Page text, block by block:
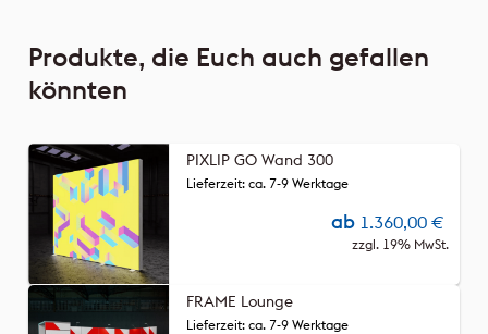
Produkte, die Euch auch gefallen
könnten
PIXLIP GO Wand 300
ab 1.360,00 €
zzgl. 19% MwSt.
Lieferzeit: ca. 7-9 Werktage
FRAME Lounge
Lieferzeit: ca. 7-9 Werktage